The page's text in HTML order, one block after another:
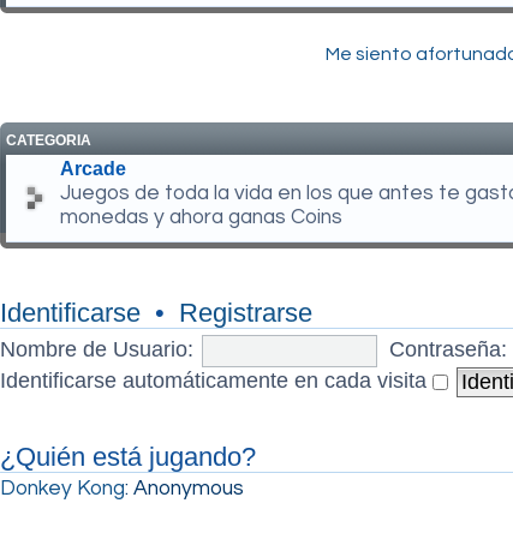
Me siento
CATEGORIA
Arcade
Juegos de toda la vida en los que antes te
monedas y ahora ganas Coins
Identificarse • Registrarse
Nombre de Usuario: Contraseña:
Identificarse automáticamente en cada visita
¿Quién está jugando?
Donkey Kong: Anonymous